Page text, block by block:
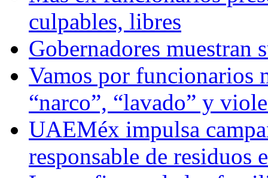
culpables, libres
Gobernadores muestran
Vamos por funcionarios
“narco”, “lavado” y
UAEMéx impulsa
responsable de residuos